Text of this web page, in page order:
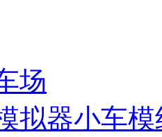
场
拟器小车模